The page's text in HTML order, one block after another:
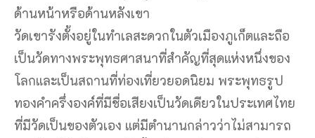
ด้านหน้าหรือด้านหลังเขา
วัดเขารังตั้งอยู่ในทำเลสะดวกในตัวเมืองภูเก็ตและถือ
เป็นวัดทางพระพุทธศาสนาที่สำคัญที่สุดแห่งหนึ่งของ
โลกและเป็นสถานที่ท่องเที่ยวยอดนิยม พระพุทธรูป
ทองคำครึ่งองค์ที่มีชื่อเสียงเป็นวัดเดียวในประเทศไทย
ที่มีวัดเป็นของตัวเอง แต่มีตำนานกล่าวว่าไม่สามารถ